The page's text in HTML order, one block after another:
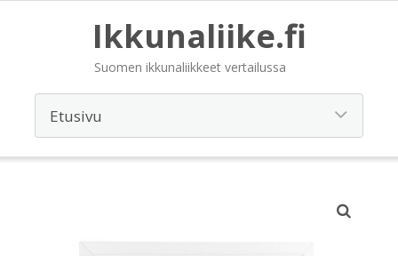
Ikkunaliike.fi
Suomen ikkunaliikkeet vertailussa